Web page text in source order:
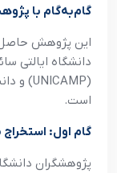
گام‌به‌گام با
این پژوهش حاصل
است.
گام اول: استخراج
پژوهشگران